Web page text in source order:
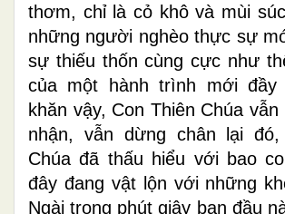
thơm, chỉ là cỏ khô và mùi
những người nghèo thực sự
sự thiếu thốn cùng cực như
của một hành trình mới đầy
khăn vậy, Con Thiên Chúa vẫn
nhận, vẫn dừng chân lại đó,
Chúa đã thấu hiểu với bao
đây đang vật lộn với những
Ngài trong phút giây ban đầu